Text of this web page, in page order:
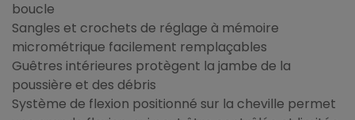
boucle
Sangles et crochets de réglage à mémoire
micrométrique facilement remplaçables
Guêtres intérieures protègent la jambe de la
poussière et des débris
Système de flexion positionné sur la cheville permet